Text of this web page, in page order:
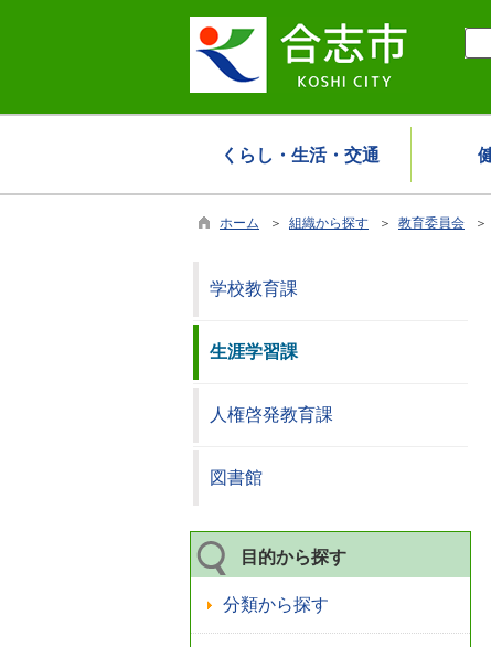
くらし・生活・交通
ホーム ＞ 組織から探す ＞ 教育委員会 ＞
学校教育課
生涯学習課
人権啓発教育課
図書館
目的から探す
分類から探す